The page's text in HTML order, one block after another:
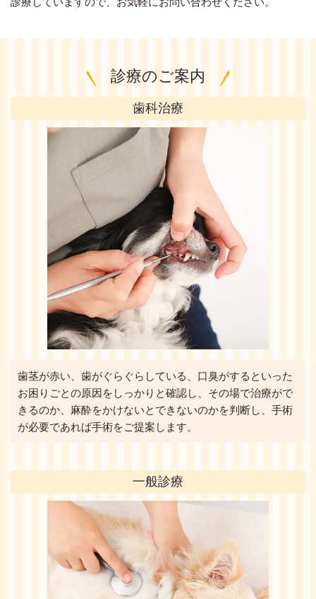
診療のご案内
歯科治療
歯茎が赤い、歯がぐらぐらしている、口臭がするといった
お困りごとの原因をしっかりと確認し、その場で治療がで
きるのか、麻酔をかけないとできないのかを判断し、手術
が必要であれば手術をご提案します。
一般診療